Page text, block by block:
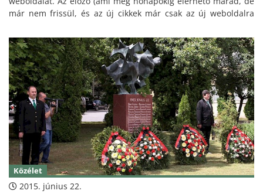
már nem frissül, és az új cikkek már csak az új weboldalra
tanácsolták, ne a régit toldozzuk, foldozzuk, hanem egy
teljesen új, a kor követelményeinek megfelelő portál szolgálja
a továbbiakban Oroszlány lakóit.
Közélet
2015. június 22.